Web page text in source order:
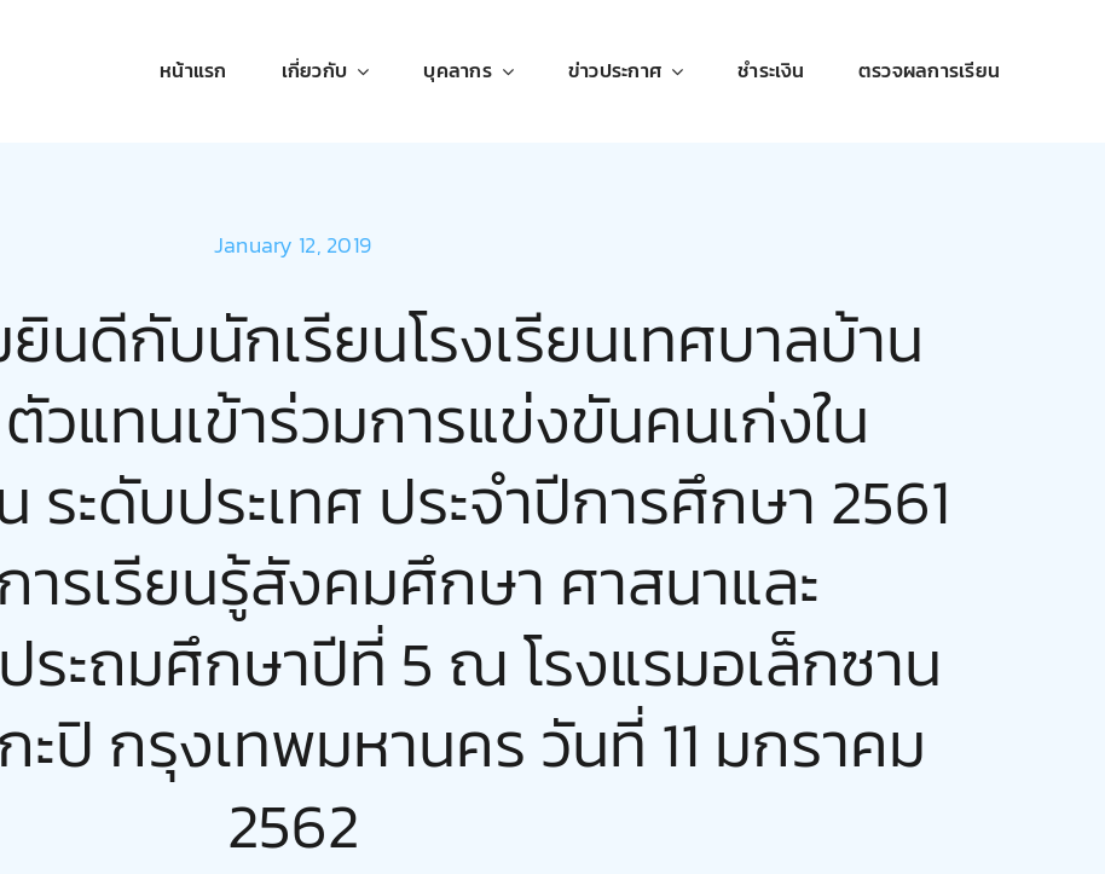
หน้าแรก เกี่ยวกับ
โรงเรียน
โรงเรียน
บุคลากร ข่าวประกาศ ชำระเงิน ตรวจผลการเรียน
January 12, 2019
นดีกับนักเรียนโรงเรียนเทศบาลบ้าน
วแทนเข้าร่วมการแข่งขันคนเก่งใน
ระดับประเทศ ประจำปีการศึกษา 2561
ารเรียนรู้สังคมศึกษา ศาสนาและ
ะถมศึกษาปีที่ 5 ณ โรงแรมอเล็กซาน
ะปิ กรุงเทพมหานคร วันที่ 11 มกราคม
2562